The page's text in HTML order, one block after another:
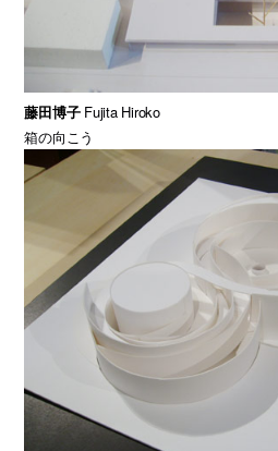
藤田博子Fujita Hiroko
箱の向こう